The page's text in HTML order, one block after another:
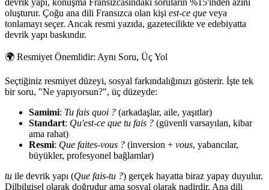
devrik yapı, konuşma Fransızcasındaki soruların %15'inden azını
oluşturur. Çoğu ana dili Fransızca olan kişi est-ce que veya
tonlamayı seçer. Ancak resmi yazıda, gazetecilikte ve edebiyatta
devrik yapı baskındır.
🌍 Resmiyet Önemlidir: Aynı Soru, Üç Yol
Seçtiğiniz resmiyet düzeyi, sosyal farkındalığınızı gösterir. İşte tek
bir soru, "Ne yapıyorsun?", üç düzeyde:
Samimi: Tu fais quoi ? (arkadaşlar, aile, yaşıtlar)
Standart: Qu'est-ce que tu fais ? (güvenli varsayılan, kibar
ama rahat)
Resmi: Que faites-vous ? (inversion + vous, yabancılar,
büyükler, profesyonel bağlamlar)
tu ile devrik yapı (Que fais-tu ?) gerçek hayatta biraz yapay duyulur.
Dilbilgisel olarak doğrudur ama sosyal olarak nadirdir. Ana dili